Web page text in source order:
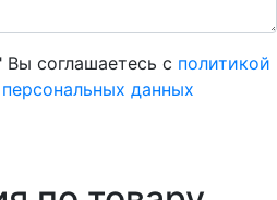
соглашаетесь с политикой
данных